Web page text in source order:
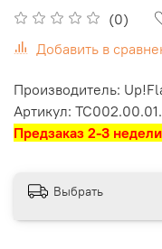
(0)
Добавить в
Производитель:
Артикул:
Предзаказ 2-3 недели
Выбрать